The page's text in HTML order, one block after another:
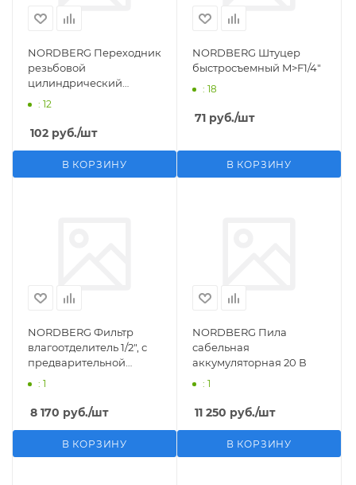
NORDBERG Переходник
резьбовой
цилиндрический
M1/2">F1/4"
: 12
102 руб./шт
В КОРЗИНУ
NORDBERG Штуцер
быстросъемный M>F1/4"
: 18
71 руб./шт
В КОРЗИНУ
NORDBERG Фильтр
влагоотделитель 1/2", с
предварительной
фильтрацией
: 1
8 170 руб./шт
В КОРЗИНУ
NORDBERG Пила
сабельная
аккумуляторная 20 В
: 1
11 250 руб./шт
В КОРЗИНУ